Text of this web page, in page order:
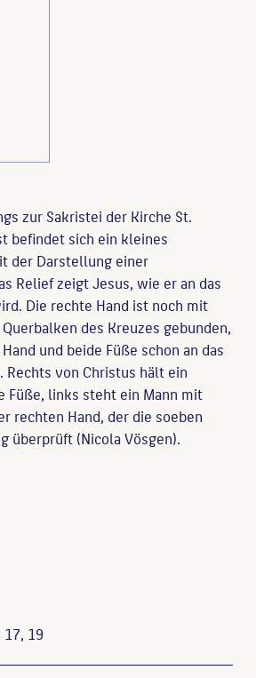
zur Sakristei der Kirche St.
befindet sich ein kleines
der Darstellung einer
Relief zeigt Jesus, wie er an das
Die rechte Hand ist noch mit
des Kreuzes gebunden,
und beide Füße schon an das
Rechts von Christus hält ein
Füße, links steht ein Mann mit
rechten Hand, der die soeben
überprüft (Nicola Vösgen).
19